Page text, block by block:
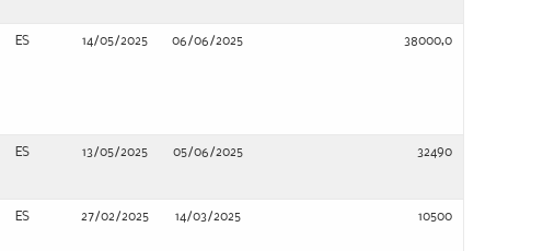
ES 14/05/2025 06/06/2025 38000,0
ES 13/05/2025 05/06/2025 32490
ES 27/02/2025 14/03/2025 10500